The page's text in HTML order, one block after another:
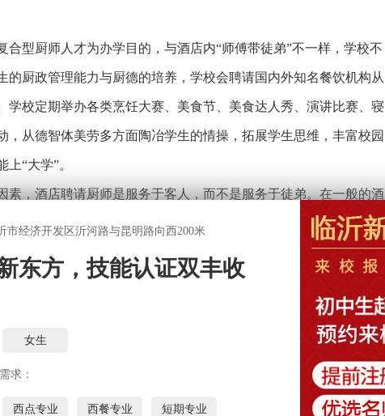
型厨师人才为办学目的，与酒店内“师傅带徒弟”不一样，学校不
的厨政管理能力与厨德的培养，学校会聘请国内外知名餐饮机构从
学校定期举办各类烹饪大赛、美食节、美食达人秀、演讲比赛、寝
，从德智体美劳多方面陶冶学生的情操，拓展学生思维，丰富校园
“大学”。
，酒店聘请厨师是服务于客人，而不是服务于徒弟。在一般的酒
更多的时间单独悉心教授“徒弟们”的，这就导致了“徒弟们”的学习
让你拜师学艺，酒店就不会让你闲着，“免费劳动力”怎么会不用，
板又不会让你上灶，打杂便成了主要工作。所以95%以上的学徒
触较基本的烹饪知识。
以培养实用型技能人才为目标，师资队伍素质建设便成为职业培
样在安徽新东方烹饪专修学院，学校实操大师全部都由烹饪名厨、
市经济开发区沂河路与昆明路向西200米
东方，技能认证双丰收
女生
求：
西点专业 西餐专业 短期专业